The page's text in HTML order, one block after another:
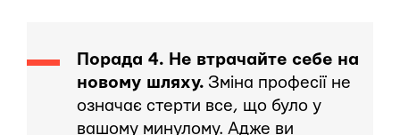
Порада 4. Не втрачайте себе на
новому шляху. Зміна професії не
означає стерти все, що було у
вашому минулому. Адже ви